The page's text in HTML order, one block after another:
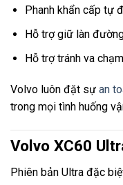
Phanh khẩn cấp tự
Hỗ trợ giữ làn
Hỗ trợ tránh va
Volvo luôn đặt sự an
trong mọi tình huống
Volvo XC60
Phiên bản Ultra đặc